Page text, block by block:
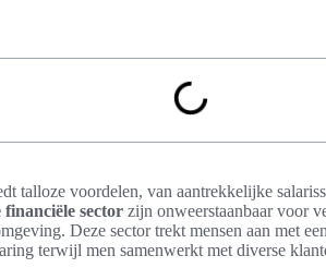
talloze voordelen, van aantrekkelijke
sector zijn onweerstaanbaar voor
Deze sector trekt mensen aan met
terwijl men samenwerkt met diverse